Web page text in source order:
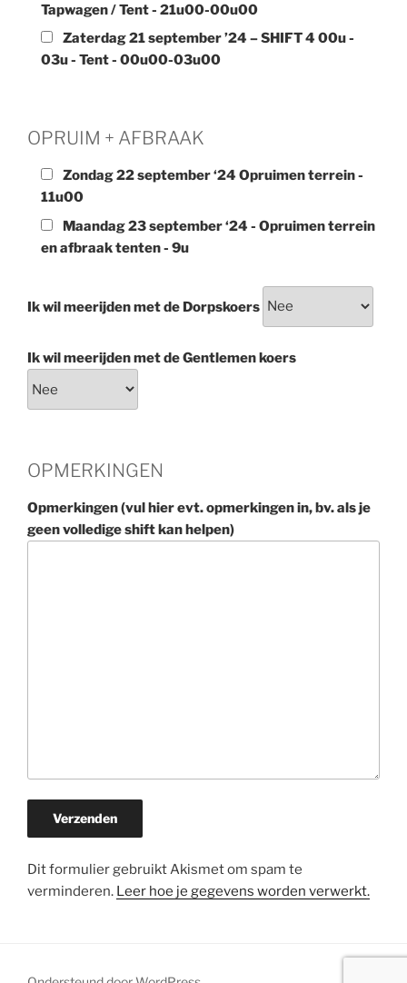
Tapwagen / Tent - 21u00-00u00
Zaterdag 21 september ’24 – SHIFT 4 00u -
03u - Tent - 00u00-03u00
OPRUIM + AFBRAAK
Zondag 22 september ‘24 Opruimen terrein -
11u00
Maandag 23 september ‘24 - Opruimen terrein
en afbraak tenten - 9u
Ik wil meerijden met de Dorpskoers
Ik wil meerijden met de Gentlemen koers
OPMERKINGEN
Opmerkingen (vul hier evt. opmerkingen in, bv. als je
geen volledige shift kan helpen)
Dit formulier gebruikt Akismet om spam te
verminderen. Leer hoe je gegevens worden verwerkt.